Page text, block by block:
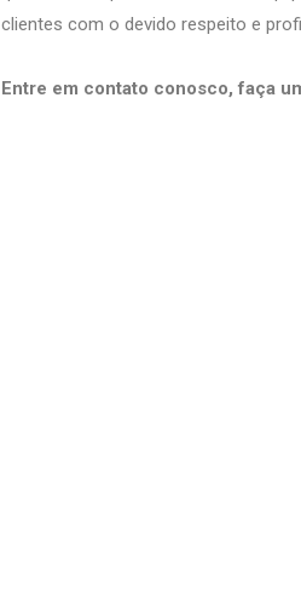
clientes com o devido respeito e
Entre em contato conosco, faça